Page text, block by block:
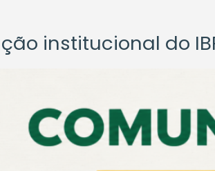
institucional do